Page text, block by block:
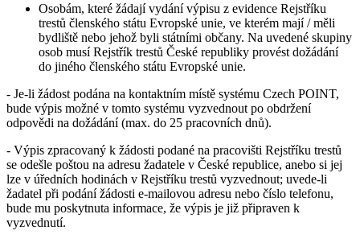
Osobám, které žádají vydání výpisu z evidence Rejstříku
trestů členského státu Evropské unie, ve kterém mají / měli
bydliště nebo jehož byli státními občany. Na uvedené skupiny
osob musí Rejstřík trestů České republiky provést dožádání
do jiného členského státu Evropské unie.
- Je-li žádost podána na kontaktním místě systému Czech POINT,
bude výpis možné v tomto systému vyzvednout po obdržení
odpovědi na dožádání (max. do 25 pracovních dnů).
- Výpis zpracovaný k žádosti podané na pracovišti Rejstříku trestů
se odešle poštou na adresu žadatele v České republice, anebo si jej
lze v úředních hodinách v Rejstříku trestů vyzvednout; uvede-li
žadatel při podání žádosti e-mailovou adresu nebo číslo telefonu,
bude mu poskytnuta informace, že výpis je již připraven k
vyzvednutí.